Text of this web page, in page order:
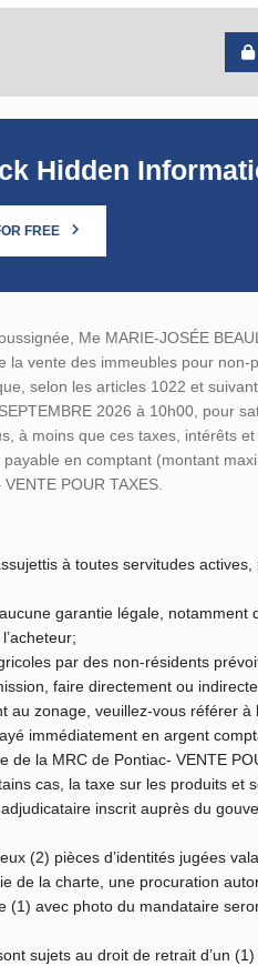
Hidden
FREE
Me MARIE-JOSÉE
la vente des immeubles pour
selon les articles 1022 et
2026 à 10h00, pour
à moins que ces taxes, intérêts
en comptant (montant
POUR TAXES.
à toutes servitudes
garantie légale,
par des non-résidents
faire directement ou
au zonage, veuillez-vous référer à
immédiatement en argent
de la MRC de Pontiac- VENTE
cas, la taxe sur les produits et
inscrit auprès du
(2) pièces d’identités jugées
de la charte, une procuration
(1) avec photo du mandataire
sujets au droit de retrait d’un